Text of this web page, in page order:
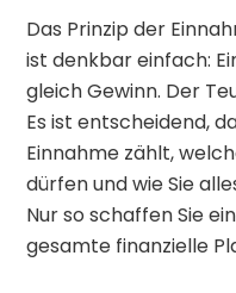
Das Prinzip der
ist denkbar einfach:
gleich Gewinn. Der
Es ist entscheidend,
Einnahme zählt,
dürfen und wie Sie
Nur so schaffen Sie
gesamte finanzielle